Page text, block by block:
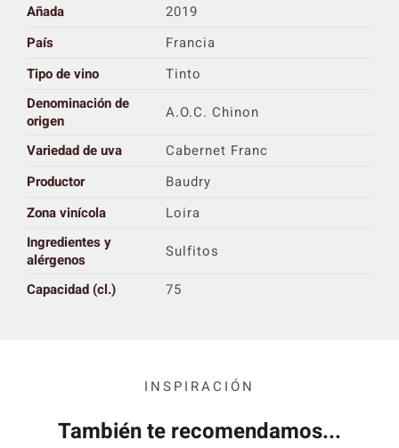
Añada
2019
País
Francia
Tipo de vino
Tinto
Denominación de
origen
A.O.C. Chinon
Variedad de uva
Cabernet Franc
Productor
Baudry
Zona vinícola
Loira
Ingredientes y
alérgenos
Sulfitos
Capacidad (cl.)
75
INSPIRACIÓN
También te recomendamos...